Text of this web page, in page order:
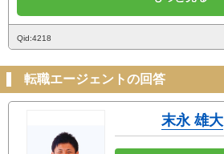
Qid:4218
転職エージェントの回答
末永 雄大